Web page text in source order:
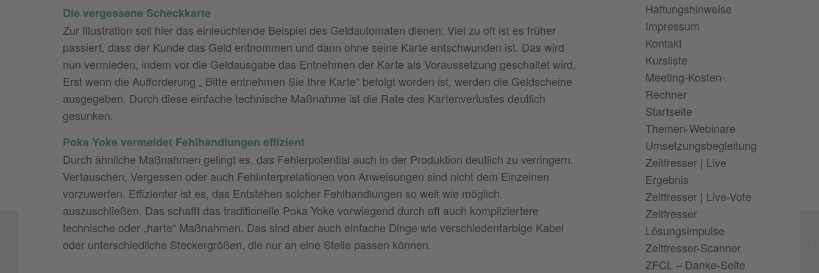
Die vergessene Scheckkarte
Zur Illustration soll hier das einleuchtende Beispiel des Geldautomaten dienen: Viel zu oft ist es früher
passiert, dass der Kunde das Geld entnommen und dann ohne seine Karte entschwunden ist. Das wird
nun vermieden, indem vor die Geldausgabe das Entnehmen der Karte als Voraussetzung geschaltet wird.
Erst wenn die Aufforderung „ Bitte entnehmen Sie Ihre Karte“ befolgt worden ist, werden die Geldscheine
ausgegeben. Durch diese einfache technische Maßnahme ist die Rate des Kartenverlustes deutlich
gesunken.
Poka Yoke vermeidet Fehlhandlungen effizient
Durch ähnliche Maßnahmen gelingt es, das Fehlerpotential auch in der Produktion deutlich zu verringern.
Vertauschen, Vergessen oder auch Fehlinterpretationen von Anweisungen sind nicht dem Einzelnen
vorzuwerfen. Effizienter ist es, das Entstehen solcher Fehlhandlungen so weit wie möglich
auszuschließen. Das schafft das traditionelle Poka Yoke vorwiegend durch oft auch kompliziertere
technische oder „harte“ Maßnahmen. Das sind aber auch einfache Dinge wie verschiedenfarbige Kabel
oder unterschiedliche Steckergrößen, die nur an eine Stelle passen können.
Haftungshinweise
Impressum
Kontakt
Kursliste
Meeting-Kosten-
Rechner
Startseite
Themen-Webinare
Umsetzungsbegleitung
Zeitfresser | Live
Ergebnis
Zeitfresser | Live-Vote
Zeitfresser
Lösungsimpulse
Zeitfresser-Scanner
ZFCL – Danke-Seite
Mizusumashi – der Materialversorger